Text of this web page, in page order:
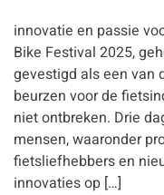
innovatie en passie
Bike Festival 2025,
gevestigd als een van
beurzen voor de
niet ontbreken. Drie
mensen, waaronder
fietsliefhebbers en
innovaties op […]